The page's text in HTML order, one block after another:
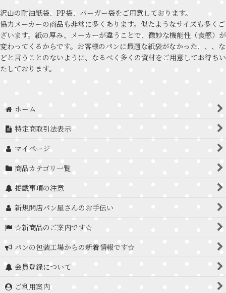
沢山の耐油紙袋、PP袋、バーガー袋をご用意しております。
協力メーカーの商品も非常に多くあります。似たようなサイズも多くご
ざいます。紙の厚み、メーカーが違うことで、微妙な機能性（食感）が
変わってくるからです。お客様のパンに最適な紙袋がなかった、、、な
どと言うことのないように、なるべく多くの資材をご用意してお待ちい
たしております。
ホーム
特定商取引法表示
マイページ
商品カテゴリ一覧
掲載事項の注意
新規開店パン屋さんのお手伝い
☆新商品のご案内です☆
パンの包装工場からの新着情報です☆
会員登録について
ご利用案内